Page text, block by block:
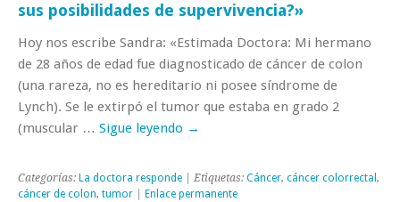
sus posibilidades de supervivencia?»
Hoy nos escribe Sandra: «Estimada Doctora: Mi hermano
de 28 años de edad fue diagnosticado de cáncer de colon
(una rareza, no es hereditario ni posee síndrome de
Lynch). Se le extirpó el tumor que estaba en grado 2
(muscular … Sigue leyendo →
Categorías: La doctora responde | Etiquetas: Cáncer, cáncer colorrectal ,
cáncer de colon, tumor Enlace permanente